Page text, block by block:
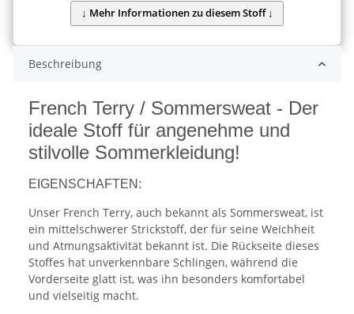
Beschreibung
French Terry / Sommersweat - Der
ideale Stoff für angenehme und
stilvolle Sommerkleidung!
EIGENSCHAFTEN:
Unser French Terry, auch bekannt als Sommersweat, ist
ein mittelschwerer Strickstoff, der für seine Weichheit
und Atmungsaktivität bekannt ist. Die Rückseite dieses
Stoffes hat unverkennbare Schlingen, während die
Vorderseite glatt ist, was ihn besonders komfortabel
und vielseitig macht.